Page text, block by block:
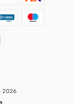
2026